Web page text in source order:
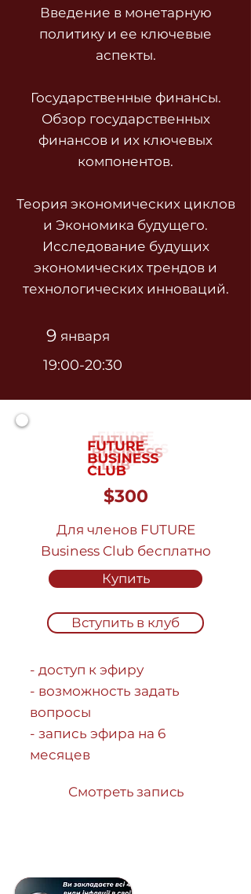
Введение в монетарную
политику и ее ключевые
аспекты.
Государственные финансы.
Обзор государственных
финансов и их ключевых
компонентов.
Теория экономических циклов
и Экономика будущего.
Исследование будущих
экономических трендов и
технологических инноваций.
9 января
19:00-20:30
$300
Для членов FUTURE
Business Club бесплатно
Купить
Вступить в клуб
- доступ к эфиру
- возможность задать
вопросы
- запись эфира на 6
месяцев
Смотреть запись